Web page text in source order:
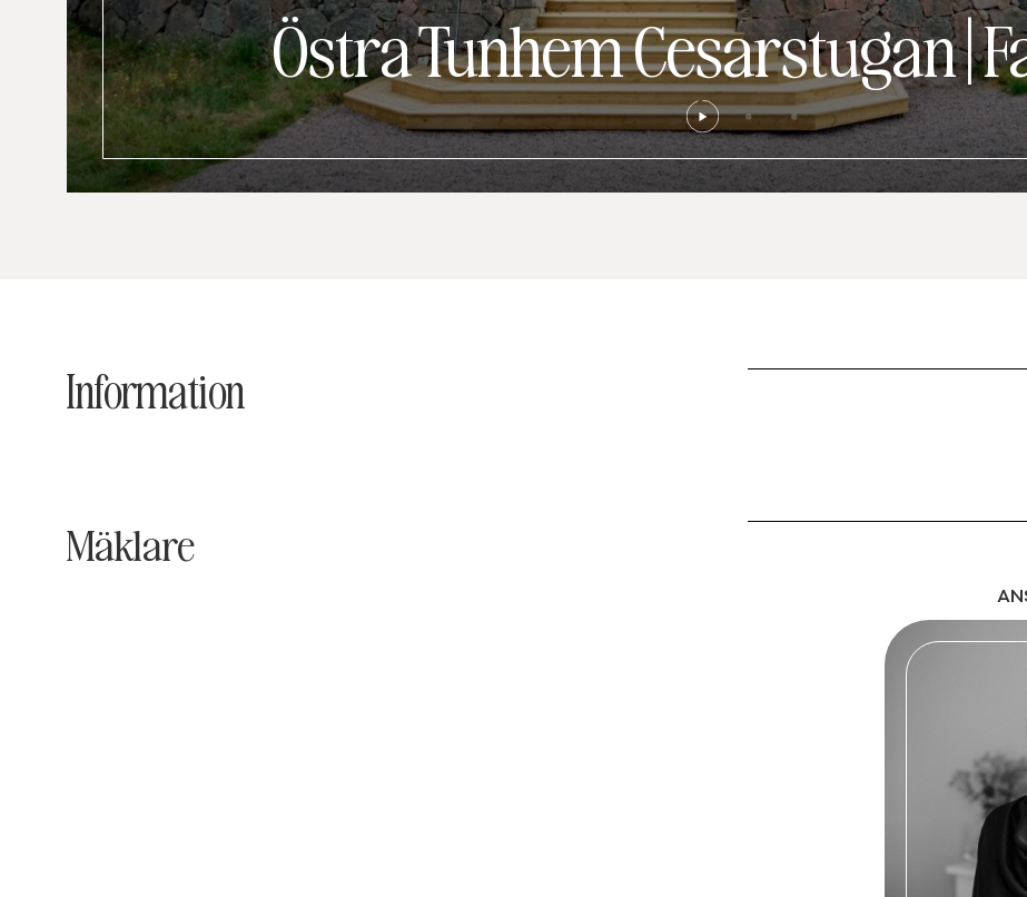
Östra Tunhem Cesarstugan|
Information
Mäklare